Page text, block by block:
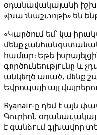
օդանավակայանի
«խառնաշփոթի» են
«Կարծում եմ՝ կա
մենք
համար։ Եթե
գործունեությունը և
անկեղծ ասած, մենք
Եվրոպայի այլ
Ryanair-ը դեմ է այն
Գուրիոն
է գանձում գլխավոր